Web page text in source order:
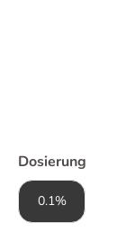
Dosierung
0.1%